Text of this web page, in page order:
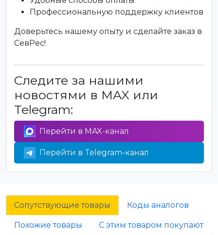
Профессиональную поддержку клиентов
Доверьтесь нашему опыту и сделайте заказ в
СевРес!
Следите за нашими
новостями в MAX или
Telegram:
Перейти в MAX-канал
Перейти в Telegram-канал
Сопутствующие товары Коды аналогов
Похожие товары С этим товаром покупают